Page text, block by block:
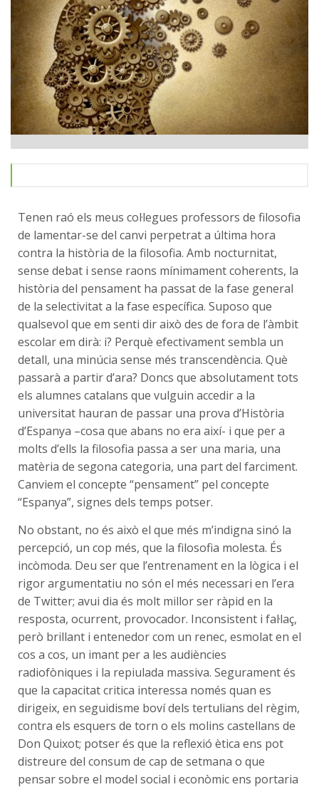
Tenen raó els meus col·legues professors de filosofia
de lamentar-se del canvi perpetrat a última hora
contra la història de la filosofia. Amb nocturnitat,
sense debat i sense raons mínimament coherents, la
història del pensament ha passat de la fase general
de la selectivitat a la fase específica. Suposo que
qualsevol que em senti dir això des de fora de l’àmbit
escolar em dirà: i? Perquè efectivament sembla un
detall, una minúcia sense més transcendència. Què
passarà a partir d’ara? Doncs que absolutament tots
els alumnes catalans que vulguin accedir a la
universitat hauran de passar una prova d’Història
d’Espanya –cosa que abans no era així- i que per a
molts d’ells la filosofia passa a ser una maria, una
matèria de segona categoria, una part del farciment.
Canviem el concepte “pensament” pel concepte
“Espanya”, signes dels temps potser.
No obstant, no és això el que més m’indigna sinó la
percepció, un cop més, que la filosofia molesta. És
incòmoda. Deu ser que l’entrenament en la lògica i el
rigor argumentatiu no són el més necessari en l’era
de Twitter; avui dia és molt millor ser ràpid en la
resposta, ocurrent, provocador. Inconsistent i fal·laç,
però brillant i entenedor com un renec, esmolat en el
cos a cos, un imant per a les audiències
radiofòniques i la repiulada massiva. Segurament és
que la capacitat critica interessa només quan es
dirigeix, en seguidisme boví dels tertulians del règim,
contra els esquers de torn o els molins castellans de
Don Quixot; potser és que la reflexió ètica ens pot
distreure del consum de cap de setmana o que
pensar sobre el model social i econòmic ens portaria